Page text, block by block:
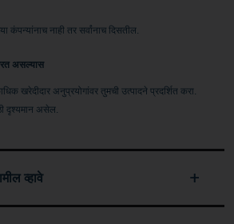
कंपन्यांनाच नाही तर सर्वांनाच दिसतील.
असल्यास
खरेदीदार अनुप्रयोगांवर तुमची उत्पादने प्रदर्शित करा.
दृश्यमान असेल.
व्हावे